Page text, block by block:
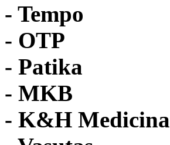
- Tempo
- OTP
- Patika
- MKB
- K&H Medicina